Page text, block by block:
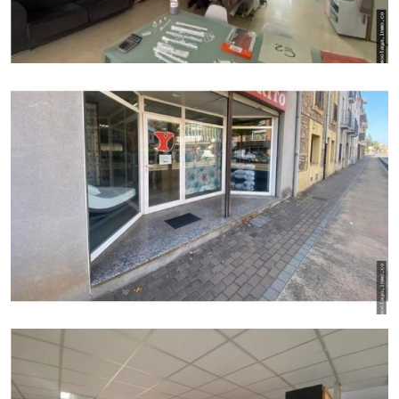
más sobre esta oportunidad a un precio de venta de
210.000€. Somos expertos en ofrecerte las mejores
propiedades en zonas de alta demanda. ¡Te esperamos!